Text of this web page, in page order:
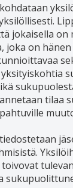
jokaisella on
joka on
tilaa